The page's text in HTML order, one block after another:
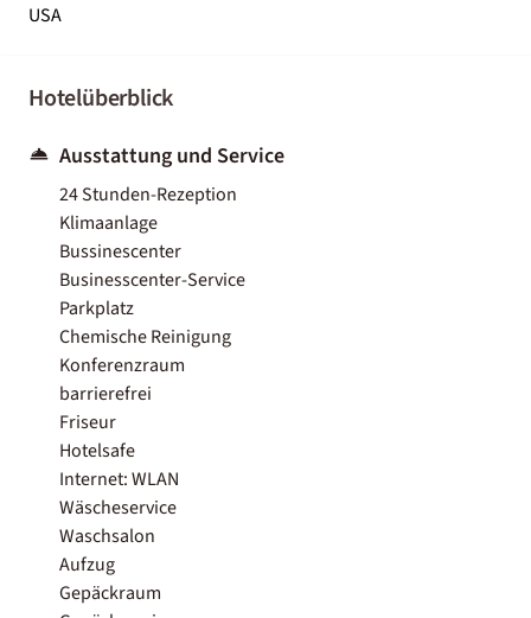
USA
Hotelüberblick
Ausstattung und Service
24 Stunden-Rezeption
Klimaanlage
Bussinescenter
Businesscenter-Service
Parkplatz
Chemische Reinigung
Konferenzraum
barrierefrei
Friseur
Hotelsafe
Internet: WLAN
Wäscheservice
Waschsalon
Aufzug
Gepäckraum